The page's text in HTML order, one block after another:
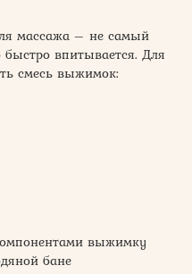
массажа – не самый
впитывается. Для
смесь выжимок:
выжимку
бане